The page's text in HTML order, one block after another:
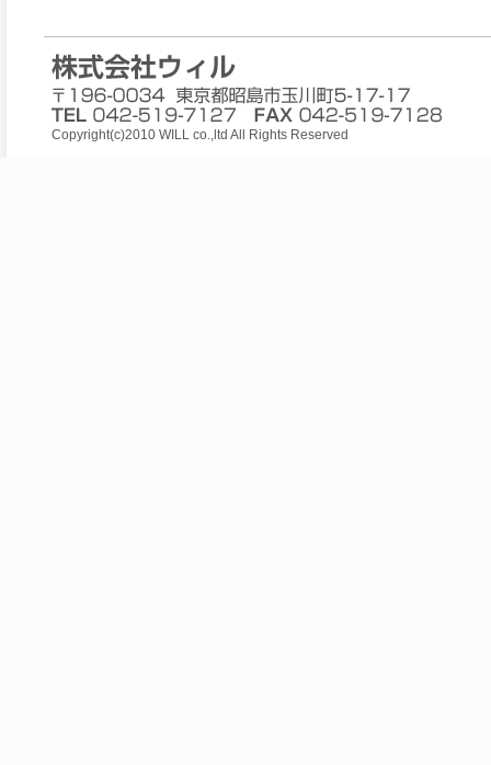
Copyright(c)2010 WILL co.,ltd All Rights Reserved